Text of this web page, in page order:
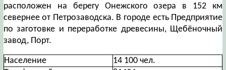
расположен на берегу Онежского озера в 152 км
севернее от Петрозаводска. В городе есть Предприятие
по заготовке и переработке древесины, Щебёночный
завод, Порт.
Население
14 100 чел.